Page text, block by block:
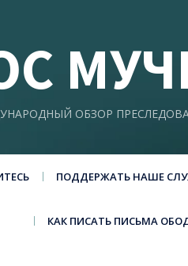
ОБЗОР
ПОДДЕРЖАТЬ НАШЕ
КАК ПИСАТЬ ПИСЬМА